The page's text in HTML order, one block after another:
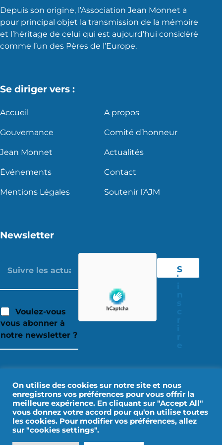
Depuis son origine, l’Association Jean Monnet a
pour principal objet la transmission de la mémoire
et l’héritage de celui qui est aujourd’hui considéré
comme l’un des Pères de l’Europe.
Se diriger vers :
Accueil A propos
Gouvernance Comité d’honneur
Jean Monnet Actualités
Événements Contact
Mentions Légales Soutenir l’AJM
Newsletter
Voulez-vous
vous abonner à
notre newsletter ?
S
'
Mentions Légales
On utilise des cookies sur notre site et nous
enregistrons vos préférences pour vous offrir la
meilleure expérience. En cliquant sur "Accept All"
vous donnez votre accord pour qu'on utilise toutes
les cookies. Pour modifier vos préférences, allez
sur "cookies settings".